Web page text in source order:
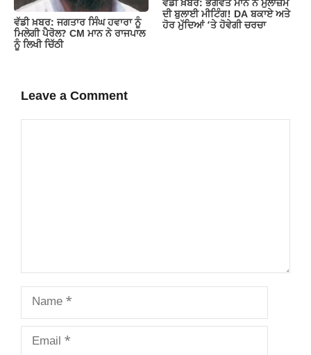
ਵੱਡੀ ਖ਼ਬਰ: ਜਗਤਾਰ ਸਿੰਘ ਹਵਾਰਾ ਨੂੰ
ਮਿਲੇਗੀ ਪੈਰੋਲ? CM ਮਾਨ ਨੇ ਰਾਜਪਾਲ
ਨੂੰ ਲਿਖੀ ਚਿੱਠੀ
ਵੱਡੀ ਖ਼ਬਰ: ਭਗਵੰਤ ਮਾਨ ਨੇ ਮੁਲਾਜ਼ਮ
ਦੀ ਬੁਲਾਈ ਮੀਟਿੰਗ! DA ਬਕਾਏ ਅਤੇ
ਹੋਰ ਮੁੱਦਿਆਂ ‘ਤੇ ਹੋਵੇਗੀ ਚਰਚਾ
Leave a Comment
Name
Email